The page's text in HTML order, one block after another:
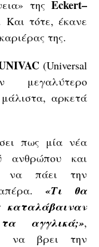
της Eckert–
Και τότε, έκανε
της.
(Universal
μεγαλύτερο
αρκετά
πως μία νέα
ανθρώπου και
να πάει την
«Τι θα
καταλάβαιναν
αγγλικά;»,
να βρει την